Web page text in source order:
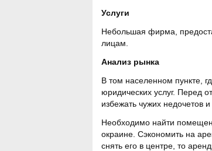
Услуги
Небольшая фирма,
лицам.
Анализ рынка
В том населенном пункте,
юридических услуг. Перед
избежать чужих недочетов
Необходимо найти
окраине. Сэкономить на
снять его в центре, то